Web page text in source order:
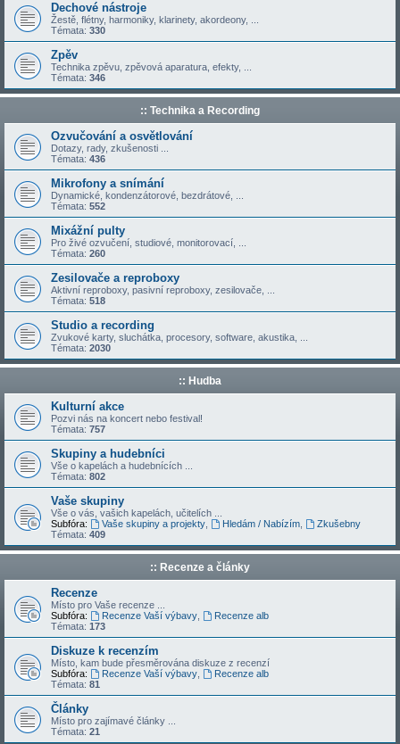
Dechové nástroje
Žestě, flétny, harmoniky, klarinety, akordeony, ...
Témata: 330
Zpěv
Technika zpěvu, zpěvová aparatura, efekty, ...
Témata: 346
:: Technika a Recording
Ozvučování a osvětlování
Dotazy, rady, zkušenosti ...
Témata: 436
Mikrofony a snímání
Dynamické, kondenzátorové, bezdrátové, ...
Témata: 552
Mixážní pulty
Pro živé ozvučení, studiové, monitorovací, ...
Témata: 260
Zesilovače a reproboxy
Aktivní reproboxy, pasivní reproboxy, zesilovače, ...
Témata: 518
Studio a recording
Zvukové karty, sluchátka, procesory, software, akustika, ...
Témata: 2030
:: Hudba
Kulturní akce
Pozvi nás na koncert nebo festival!
Témata: 757
Skupiny a hudebníci
Vše o kapelách a hudebnících ...
Témata: 802
Vaše skupiny
Vše o vás, vašich kapelách, učitelích ...
Subfóra:
Vaše skupiny a projekty, Hledám / Nabízím,
Zkušebny
Témata: 409
:: Recenze a články
Recenze
Místo pro Vaše recenze ...
Subfóra:
Recenze Vaší výbavy,
Recenze alb
Témata: 173
Diskuze k recenzím
Místo, kam bude přesměrována diskuze z recenzí
Subfóra:
Recenze Vaší výbavy,
Recenze alb
Témata: 81
Články
Místo pro zajímavé články ...
Témata: 21